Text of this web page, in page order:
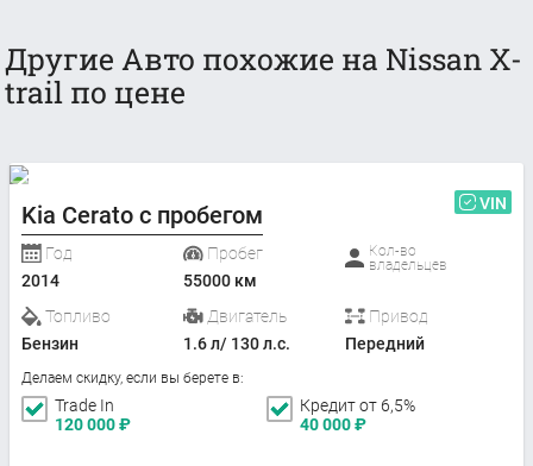
Другие Авто похожие на Nissan X-
trail по цене
Kia Cerato с пробегом VIN
Год
2014
Пробег
55000 км
Кол-во
владельцев
Топливо
Бензин
Двигатель
1.6 л/ 130 л.с.
Привод
Передний
Делаем скидку, если вы берете в:
Trade In
120 000₽
Кредит от 6,5%
40 000₽